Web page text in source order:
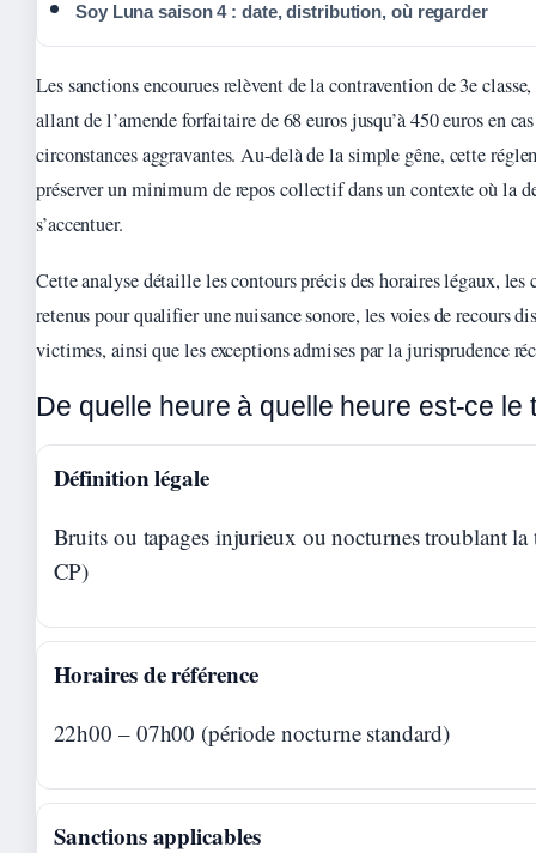
Soy Luna saison 4 : date, distribution, où regarder
Les sanctions encourues relèvent de la contravention de 3e
allant de l’amende forfaitaire de 68 euros jusqu’à 450 euros en
circonstances aggravantes. Au-delà de la simple gêne, cette
préserver un minimum de repos collectif dans un contexte où la
s’accentuer.
Cette analyse détaille les contours précis des horaires légaux,
retenus pour qualifier une nuisance sonore, les voies de recours
victimes, ainsi que les exceptions admises par la jurisprudence
De quelle heure à quelle heure est-ce le
Définition légale
Bruits ou tapages injurieux ou nocturnes troublant
CP)
Horaires de référence
22h00 – 07h00 (période nocturne standard)
Sanctions applicables